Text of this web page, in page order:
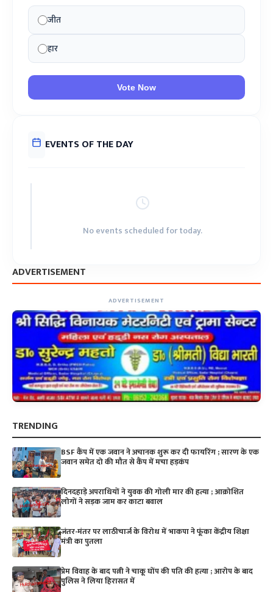
जीत
हार
Vote Now
EVENTS OF THE DAY
No events scheduled for today.
ADVERTISEMENT
ADVERTISEMENT
TRENDING
BSF कैंप में एक जवान ने अचानक शुरू कर दी फायरिंग ; सारण के एक
जवान समेत दो की मौत से कैंप में मचा हड़कंप
दिनदहाड़े अपराधियों ने युवक की गोली मार की हत्या ; आक्रोशित
लोगों ने सड़क जाम कर काटा बवाल
जंतर-मंतर पर लाठीचार्ज के विरोध में भाकपा ने फूंका केंद्रीय शिक्षा
मंत्री का पुतला
प्रेम विवाह के बाद पत्नी ने चाकू घोंप की पति की हत्या ; आरोप के बाद
पुलिस ने लिया हिरासत में